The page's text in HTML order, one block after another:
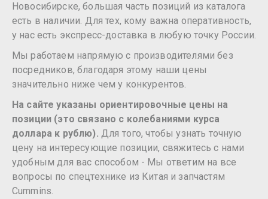
Новосибирске, большая часть позиций из каталога
есть в наличии. Для тех, кому важна оперативность,
у нас есть экспресс-доставка в любую точку России.
Мы работаем напрямую с производителями без
посредников, благодаря этому наши цены
значительно ниже чем у конкурентов.
На сайте указаны ориентировочные цены на
позиции (это связано с колебаниями курса
доллара к рублю). Для того, чтобы узнать точную
цену на интересующие позиции, свяжитесь с нами
удобным для вас способом - Мы ответим на все
вопросы по спецтехнике из Китая и запчастям
Cummins.